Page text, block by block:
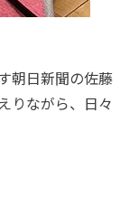
朝日新聞の佐藤
りながら、日々